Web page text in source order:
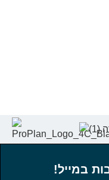
במייל!